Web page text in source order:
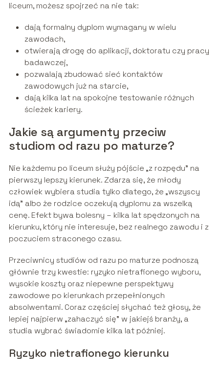
liceum, możesz spojrzeć na nie tak:
dają formalny dyplom wymagany w wielu
zawodach,
otwierają drogę do aplikacji, doktoratu czy pracy
badawczej,
pozwalają zbudować sieć kontaktów
zawodowych już na starcie,
dają kilka lat na spokojne testowanie różnych
ścieżek kariery.
Jakie są argumenty przeciw
studiom od razu po maturze?
Nie każdemu po liceum służy pójście „z rozpędu” na
pierwszy lepszy kierunek. Zdarza się, że młody
człowiek wybiera studia tylko dlatego, że „wszyscy
idą” albo że rodzice oczekują dyplomu za wszelką
cenę. Efekt bywa bolesny – kilka lat spędzonych na
kierunku, który nie interesuje, bez realnego zawodu i z
poczuciem straconego czasu.
Przeciwnicy studiów od razu po maturze podnoszą
głównie trzy kwestie: ryzyko nietrafionego wyboru,
wysokie koszty oraz niepewne perspektywy
zawodowe po kierunkach przepełnionych
absolwentami. Coraz częściej słychać też głosy, że
lepiej najpierw „zahaczyć się” w jakiejś branży, a
studia wybrać świadomie kilka lat później.
Ryzyko nietrafionego kierunku